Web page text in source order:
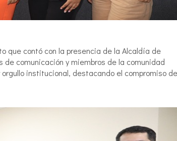
que contó con la presencia de la Alcaldía de
comunicación y miembros de la comunidad
institucional, destacando el compromiso